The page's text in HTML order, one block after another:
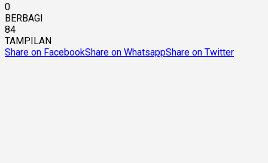
0
BERBAGI
84
TAMPILAN
Share on FacebookShare on WhatsappShare on Twitter